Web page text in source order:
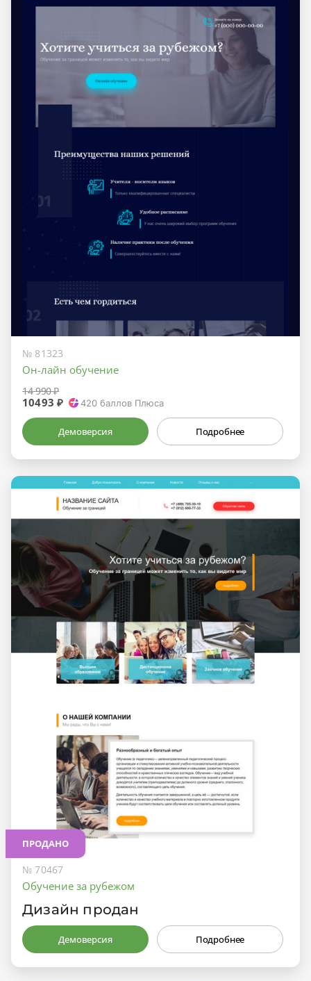
№ 81323
Он-лайн обучение
14 990 ₽
10493 ₽ 420 баллов Плюса
Демоверсия Подробнее
ПРОДАНО
№ 70467
Обучение за рубежом
Дизайн продан
Демоверсия Подробнее